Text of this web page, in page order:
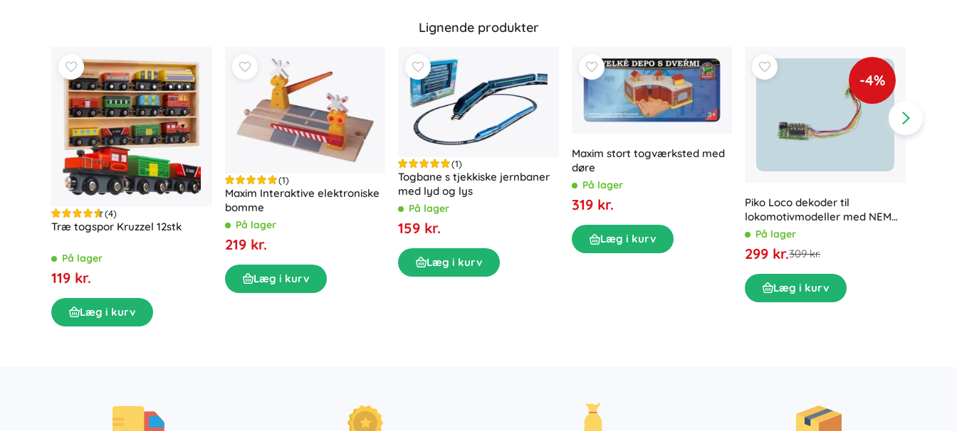
Lignende produkter
(4)
Træ togspor Kruzzel 12stk
På lager
119 kr.
Læg i kurv
(1)
Maxim Interaktive elektroniske
bomme
På lager
219 kr.
Læg i kurv
(1)
Togbane s tjekkiske jernbaner
med lyd og lys
På lager
159 kr.
Læg i kurv
Maxim stort togværksted med
døre
På lager
319 kr.
Læg i kurv
-4%
Piko Loco dekoder til
lokomotivmodeller med NEM
652-grænseflade
På lager
299 kr.309 kr.
Læg i kurv